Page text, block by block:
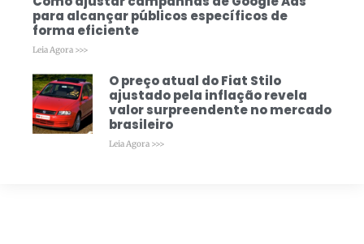
para alcançar públicos específicos de
forma eficiente
Leia Agora >>>
O preço atual do Fiat Stilo
ajustado pela inflação revela
valor surpreendente no mercado
brasileiro
Leia Agora >>>